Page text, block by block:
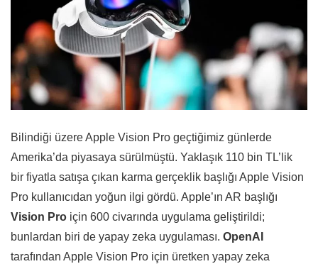
Bilindiği üzere Apple Vision Pro geçtiğimiz günlerde
Amerika’da piyasaya sürülmüştü. Yaklaşık 110 bin TL’lik
bir fiyatla satışa çıkan karma gerçeklik başlığı Apple Vision
Pro kullanıcıdan yoğun ilgi gördü. Apple’ın AR başlığı
Vision Pro için 600 civarında uygulama geliştirildi;
bunlardan biri de yapay zeka uygulaması. OpenAI
tarafından Apple Vision Pro için üretken yapay zeka